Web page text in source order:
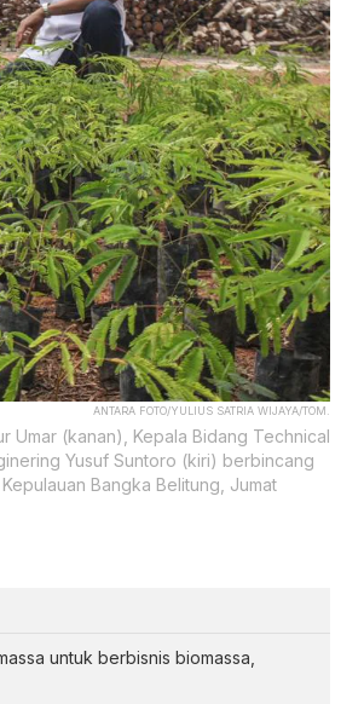
ANTARA FOTO/YULIUS SATRIA WIJAYA/TOM.
Umar (kanan), Kepala Bidang Technical
Yusuf Suntoro (kiri) berbincang
Bangka Belitung, Jumat
untuk berbisnis biomassa,